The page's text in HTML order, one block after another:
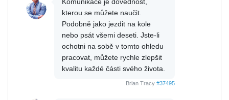
kterou se můžete naučit.
Podobně jako jezdit na kole
nebo psát všemi deseti. Jste-li
ochotni na sobě v tomto ohledu
pracovat, můžete rychle zlepšit
kvalitu každé části svého života.
Brian Tracy #37495